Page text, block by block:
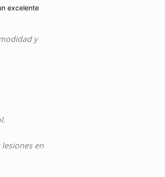
excelente
y
en